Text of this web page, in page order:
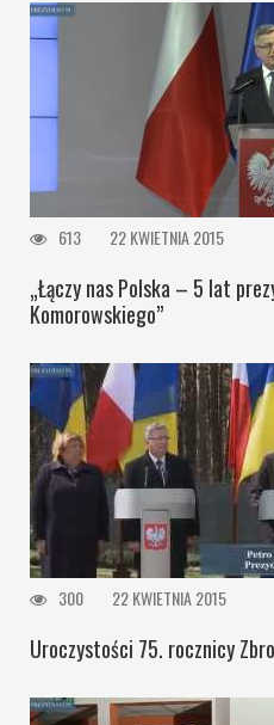
613 22 KWIETNIA 2015
„Łączy nas Polska – 5 lat
Komorowskiego”
300 22 KWIETNIA 2015
Uroczystości 75. rocznicy